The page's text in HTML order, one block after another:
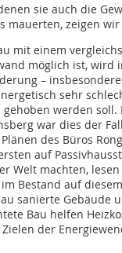
sie auch die
mauerten, zeigen wir
mit einem
möglich ist, wird
–
sehr
gehoben werden soll.
war dies der
des Büros
auf
Welt machten, lesen
Bestand auf
sanierte Gebäude
Bau helfen
der